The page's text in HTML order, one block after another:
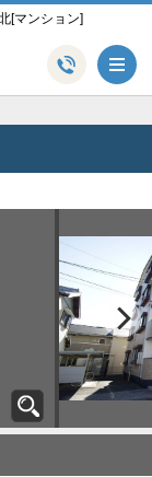
[マンション]